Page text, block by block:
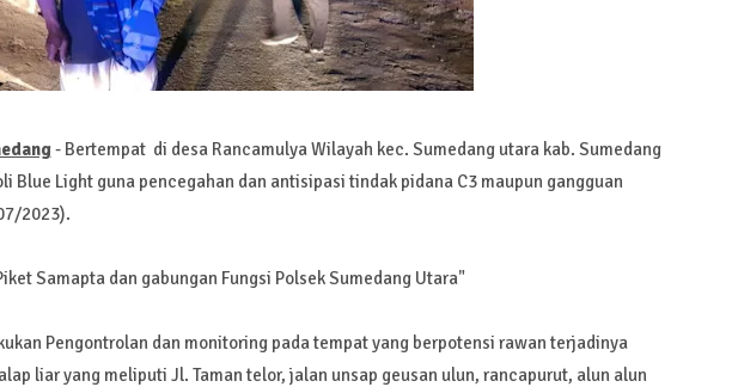
- Bertempat di desa Rancamulya Wilayah kec. Sumedang utara kab. Sumedang
Blue Light guna pencegahan dan antisipasi tindak pidana C3 maupun gangguan
2023).
Samapta dan gabungan Fungsi Polsek Sumedang Utara"
Pengontrolan dan monitoring pada tempat yang berpotensi rawan terjadinya
liar yang meliputi Jl. Taman telor, jalan unsap geusan ulun, rancapurut, alun alun